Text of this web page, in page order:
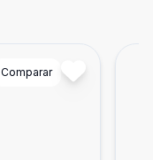
Comparar